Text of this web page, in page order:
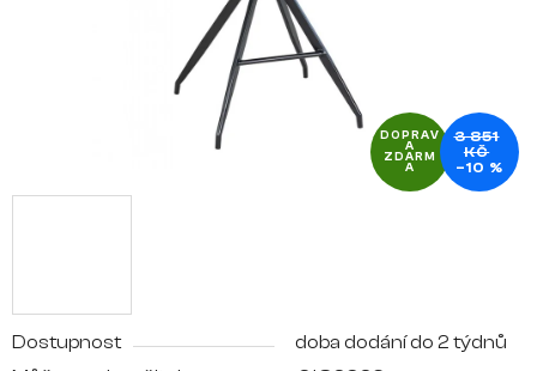
Dostupnost
doba dodání do 2 týdnů
DOPRAV
A
ZDARM
A
3 851
KČ
–10 %